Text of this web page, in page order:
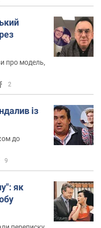
про модель,
2
із
до
9
як